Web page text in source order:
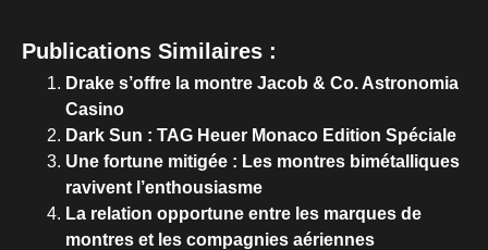
Publications Similaires :
Drake s’offre la montre Jacob & Co. Astronomia
Casino
Dark Sun : TAG Heuer Monaco Edition Spéciale
Une fortune mitigée : Les montres bimétalliques
ravivent l’enthousiasme
La relation opportune entre les marques de
montres et les compagnies aériennes